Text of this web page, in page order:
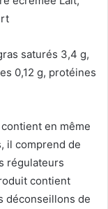
saturés 3,4 g,
0,12 g, protéines
en même
il comprend de
régulateurs
contient
déconseillons de